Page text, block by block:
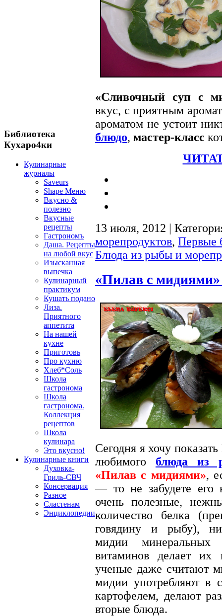
Библиотека
Кухаро4ки
Кулинарные
журналы
Saveurs
Shape Меню
Вкусно &
полезно
Вкусные
рецепты
Гастрономъ
Даша. Рецепты
на любой вкус
Изысканная
выпечка
Кулинарный
практикум
Кушать подано
Лиза.
Приятного
аппетита
На нашей
кухне
Приготовь
Про кухню
Хлеб*Соль
Школа
гастронома
Школа
гастронома.
Коллекция
рецептов
Школа
кулинара
Это вкусно!
Кулинарные книги
Духовка-
Гриль-СВЧ
Консервация
Разное
Сластенам
Энциклопедии
«Сливочный суп с
вкус, с приятным
ароматом не устоит
блюдо, мастер-класс
13 июля, 2012 |
морепродуктов, Первые
Блюда из рыбы и
«Пилав с
Сегодня я хочу
любимого блюда из
«Пилав с мидиями»,
— то не забудете
очень полезные,
количество белка
говядину и рыбу),
мидии
витаминов делает их
ученые даже считают
мидии употребляют в
картофелем, делают
вторые блюда.